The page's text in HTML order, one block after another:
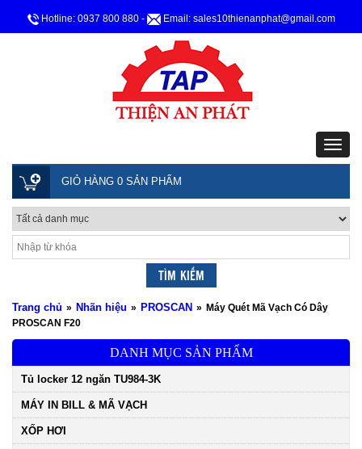
Hotline: 0937 800 880 - Email: sales10thienanphat@gmail.com
GIỎ HÀNG 0 SẢN PHẨM
Trang chủ » Nhãn hiệu » PROSCAN » Máy Quét Mã Vạch Có Dây
PROSCAN F20
DANH MỤC SẢN PHẨM
Tủ locker 12 ngăn TU984-3K
MÁY IN BILL & MÃ VẠCH
XỐP HƠI